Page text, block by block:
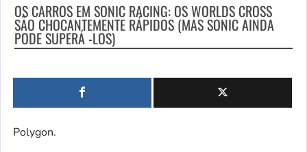
OS CARROS EM SONIC RACING: OS WORLDS CROSS
SÃO CHOCANTEMENTE RÁPIDOS (MAS SONIC AINDA
PODE SUPERÁ -LOS)
Polygon.